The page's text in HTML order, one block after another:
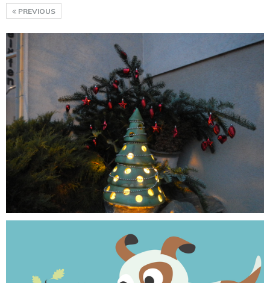
PREVIOUS